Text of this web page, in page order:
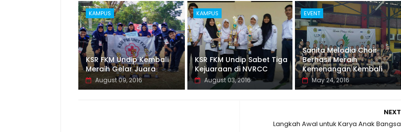
KAMPUS
KSR FKM Undip Kembali
Meraih Gelar Juara
August 09, 2016
KAMPUS
KSR FKM Undip Sabet Tiga
Kejuaraan di NVRCC
August 03, 2016
EVENT
Sanita Melodia Choir
Berhasil Meraih
Kemenangan Kembali
May 24, 2016
NEXT
Langkah Awal untuk Karya Anak Bangsa